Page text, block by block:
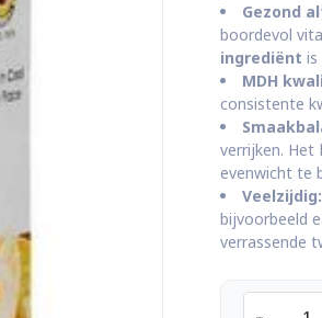
Gezond
boordevol
ingrediënt is
MDH
consistente
verrijken. Het
evenwicht te
Veelzijdig:
bijvoorbeeld
verrassende